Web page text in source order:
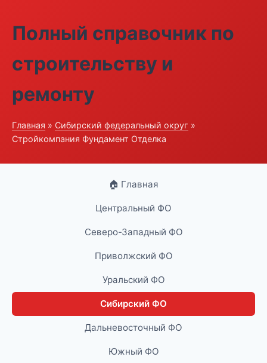
Полный справочник по
строительству и
ремонту
Главная » Сибирский федеральный округ »
Стройкомпания Фундамент Отделка
🏠 Главная
Центральный ФО
Северо-Западный ФО
Приволжский ФО
Уральский ФО
Сибирский ФО
Дальневосточный ФО
Южный ФО